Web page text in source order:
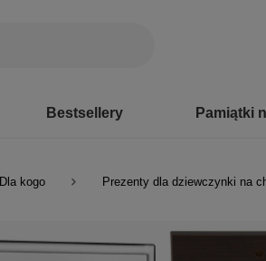
Bestsellery Pamiątki
Dla kogo Prezenty dla dziewczynki na